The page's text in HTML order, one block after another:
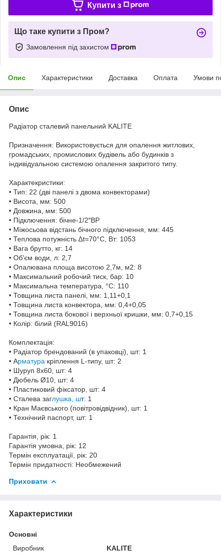
Купити з
Що таке купити з Пром?
Замовлення під захистом
Опис Характеристики Доставка Оплата Умови
Опис
Радіатор сталевий панельний KALITE
Призначення: Використовується для опалення житлових,
громадських, промислових будівель або будинків з
індивідуальною системою опалення закритого типу.
Характекристики:
• Тип: 22 (дві панелі з двома конвекторами)
• Висота, мм: 500
• Довжина, мм: 500
• Підключення: бічне-1/2″ВР
• Міжосьова відстань бічного підключення, мм: 445
• Теплова потужність ∆t=70°C, Вт: 1053
• Вага брутто, кг: 14
• Об'єм води, л: 2,7
• Опалювана площа висотою 2,7м, м2: 8
• Максимальний робочий тиск, бар: 10
• Максимальна температура, °С: 110
• Товщина листа панелі, мм: 1,11+0,1
• Товщина листа конвектора, мм: 0,4+0,05
• Товщина листа бокової і верхньої кришки, мм: 0,7+0,15
• Колір: білий (RAL9016)
Комплектація:
• Радіатор брендований (в упаковці), шт: 1
• Арматура кріплення L-типу, шт: 2
• Шуруп 8х60, шт: 4
• Дюбель Ø10, шт: 4
• Пластиковий фіксатор, шт: 4
• Сталева заглушка, шт: 1
• Кран Маєвського (повітровідвідник), шт: 1
• Технічний паспорт, шт: 1
Гарантія, рік: 1
Гарантія умовна, рік: 12
Термін експлуатації, рік: 20
Термін придатності: Необмежений
Приховати
Характеристики
Основні
Виробник
KALITE